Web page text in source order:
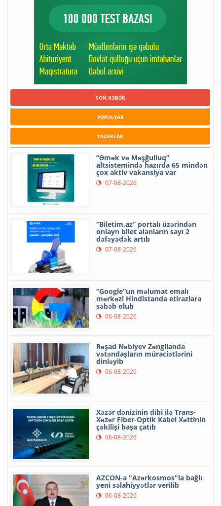
SON XƏBƏR
POPULYAR
YAZARLAR
“Əmək və Məşğulluq”
altsistemində hazırda 65 mindən
çox aktiv vakansiya var
07-08-2026
“Biletim.az” portalı üzərindən
onlayn bilet alanların sayı 2
dəfəyədək artıb
07-08-2026
“Google”un məlumat emalı
mərkəzi Hindistanda etirazlara
səbəb olub
06-08-2026
Rəşad Nəbiyev Zəngilanda
vətəndaşların müraciətlərini
dinləyib
06-08-2026
Xəzər dənizinin dibi ilə Trans-
Xəzər Fiber-Optik Kabel Xəttinin
çəkilişi başa çatıb
06-08-2026
AZCON-a "Azərkosmos"la bağlı
yeni səlahiyyətlər verilib
06-08-2026